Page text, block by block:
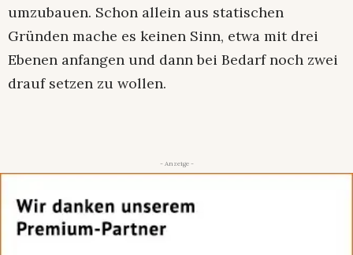
umzubauen. Schon allein aus statischen
Gründen mache es keinen Sinn, etwa mit drei
Ebenen anfangen und dann bei Bedarf noch zwei
drauf setzen zu wollen.
- Anzeige -